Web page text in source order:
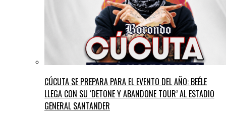
CÚCUTA SE PREPARA PARA EL EVENTO DEL AÑO: BEÉLE
LLEGA CON SU ‘DETONE Y ABANDONE TOUR’ AL ESTADIO
GENERAL SANTANDER